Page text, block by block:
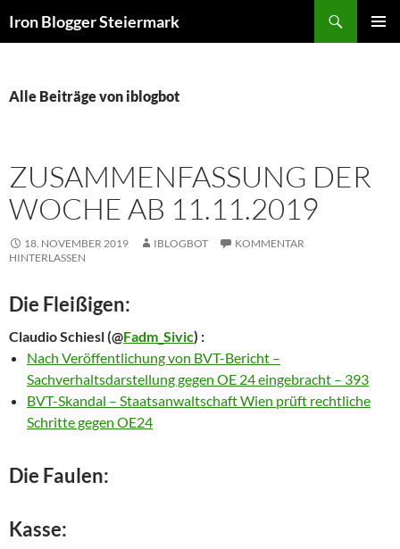
Inhalt
Iron Blogger Steiermark
Alle Beiträge von iblogbot
ZUSAMMENFASSUNG DER
WOCHE AB 11.11.2019
18. NOVEMBER 2019 IBLOGBOT
KOMMENTAR
HINTERLASSEN
Die Fleißigen:
Claudio Schiesl(@Fadm_Sivic) :
Nach Veröffentlichung von BVT-Bericht –
Sachverhaltsdarstellung gegen OE 24 eingebracht – 393
BVT-Skandal – Staatsanwaltschaft Wien prüft rechtliche
Schritte gegen OE24
Die Faulen:
Kasse: